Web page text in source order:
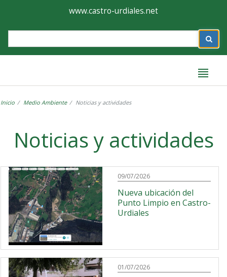
Ayuntamiento
de
Castro-
www.castro-urdiales.net
Inicio Medio Ambiente Noticias y actividades
Noticias y actividades
09/07/2026
Nueva ubicación del
Punto Limpio en Castro-
Urdiales
01/07/2026